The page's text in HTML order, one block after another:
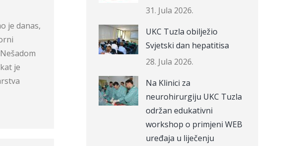
je danas,
je
31. Jula 2026.
UKC Tuzla obilježio
Svjetski dan hepatitisa
28. Jula 2026.
Na Klinici za
neurohirurgiju UKC Tuzla
održan edukativni
workshop o primjeni WEB
uređaja u liječenju